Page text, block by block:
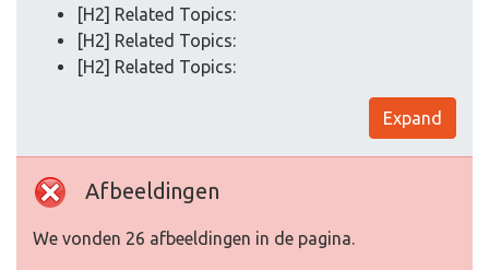
[H2] Related Topics:
[H2] Related Topics:
[H2] Related Topics:
Expand
Afbeeldingen
We vonden 26 afbeeldingen in de pagina.